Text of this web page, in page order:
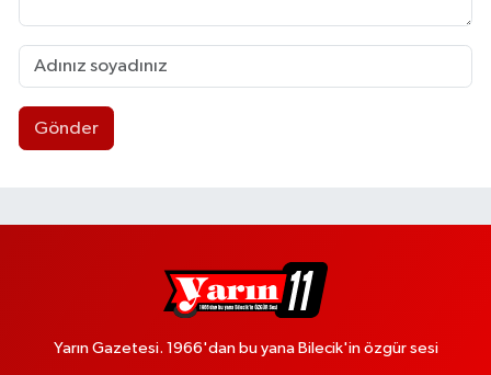
Gönder
Yarın Gazetesi. 1966'dan bu yana Bilecik'in özgür sesi